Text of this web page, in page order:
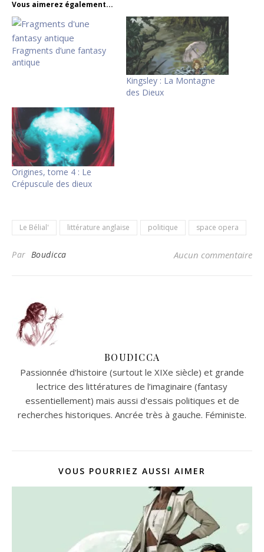
Vous aimerez également...
Fragments d’une fantasy
antique
Kingsley : La Montagne
des Dieux
Origines, tome 4 : Le
Crépuscule des dieux
Le Bélial' littérature anglaise politique space opera
Par Boudicca Aucun commentaire
BOUDICCA
Passionnée d'histoire (surtout le XIXe siècle) et grande
lectrice des littératures de l’imaginaire (fantasy
essentiellement) mais aussi d'essais politiques et de
recherches historiques. Ancrée très à gauche. Féministe.
VOUS POURRIEZ AUSSI AIMER